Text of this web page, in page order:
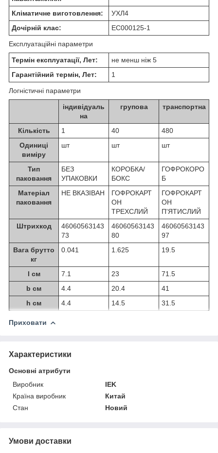
Кліматичне виготовлення:
УХЛ4
Дочірній клас:
EC000125-1
Експлуатаційні параметри
Термін експлуатації, Лет:
не менш ніж 5
Гарантійний термін, Лет:
1
Логністичні параметри
індивідуаль
на
групова транспортна
Кількість 1 40
480
Одиниці
виміру
шт шт шт
Тип
паковання
БЕЗ
УПАКОВКИ
КОРОБКА/
БОКС
ГОФРОКОРО
Б
Матеріал
паковання
НЕ ВКАЗІВАН
ГОФРОКАРТ
ОН
ТРЕХСЛИЙ
ГОФРОКАРТ
ОН
П'ЯТИСЛИЙ
Штрихкод
46060563143
73
46060563143
80
46060563143
97
Вага брутто
кг
0.041 1.625 19.5
l см 7.1 23
71.5
b см
4.4 20.4
41
h см
4.4 14.5 31.5
Приховати
Характеристики
Основні атрибути
Виробник
IEK
Країна виробник
Китай
Стан
Новий
Умови доставки